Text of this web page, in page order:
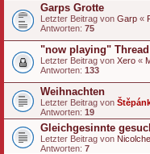
Garps Grotte
Letzter Beitrag von Garp «
Antworten: 75
"now playing"
Letzter Beitrag von Xero «
Antworten: 133
Weihnachten
Letzter Beitrag von
Antworten: 19
Gleichgesinnte
Letzter Beitrag von Nicolche
Antworten: 7